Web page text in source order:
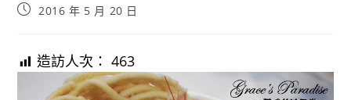
Post2016 年 5 月 20 日
造訪人次： 463